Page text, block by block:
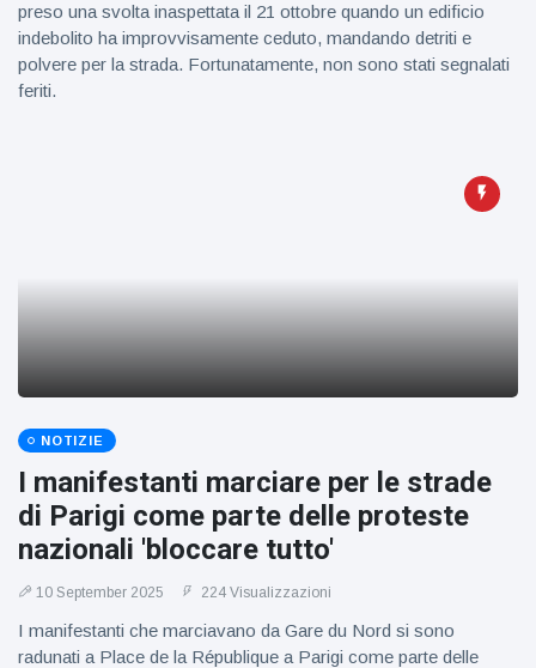
preso una svolta inaspettata il 21 ottobre quando un edificio
indebolito ha improvvisamente ceduto, mandando detriti e
polvere per la strada. Fortunatamente, non sono stati segnalati
feriti.
NOTIZIE
I manifestanti marciare per le strade
di Parigi come parte delle proteste
nazionali 'bloccare tutto'
10 September 2025 224 Visualizzazioni
I manifestanti che marciavano da Gare du Nord si sono
radunati a Place de la République a Parigi come parte delle